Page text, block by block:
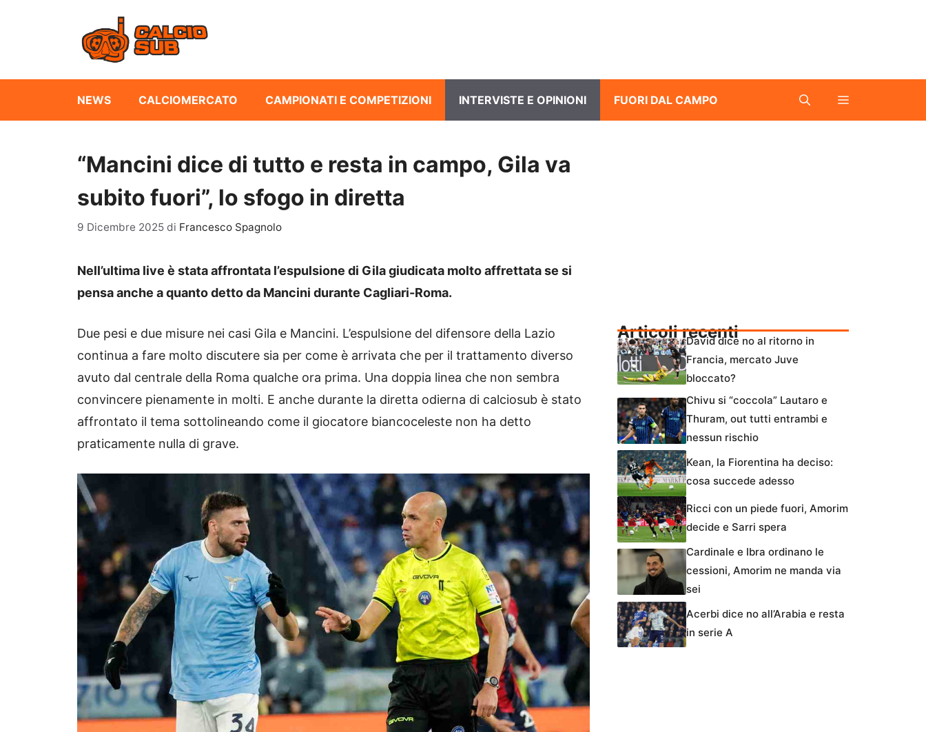
NEWS CALCIOMERCATO CAMPIONATI E COMPETIZIONI INTERVISTE E OPINIONI FUORI DAL CAMPO
“Mancini dice di tutto e resta in campo, Gila va
subito fuori”, lo sfogo in diretta
9 Dicembre 2025 di Francesco Spagnolo
Nell’ultima live è stata affrontata l’espulsione di Gila giudicata molto affrettata se si
pensa anche a quanto detto da Mancini durante Cagliari-Roma.
Due pesi e due misure nei casi Gila e Mancini. L’espulsione del difensore della Lazio
continua a fare molto discutere sia per come è arrivata che per il trattamento diverso
avuto dal centrale della Roma qualche ora prima. Una doppia linea che non sembra
convincere pienamente in molti. E anche durante la diretta odierna di calciosub è stato
affrontato il tema sottolineando come il giocatore biancoceleste non ha detto
praticamente nulla di grave.
Articoli recentiDavid dice no al ritorno in
Francia, mercato Juve
bloccato?
Chivu si “coccola” Lautaro e
Thuram, out tutti entrambi e
nessun rischio
Kean, la Fiorentina ha deciso:
cosa succede adesso
Ricci con un piede fuori, Amorim
decide e Sarri spera
Cardinale e Ibra ordinano le
cessioni, Amorim ne manda via
sei
Acerbi dice no all’Arabia e resta
in serie A